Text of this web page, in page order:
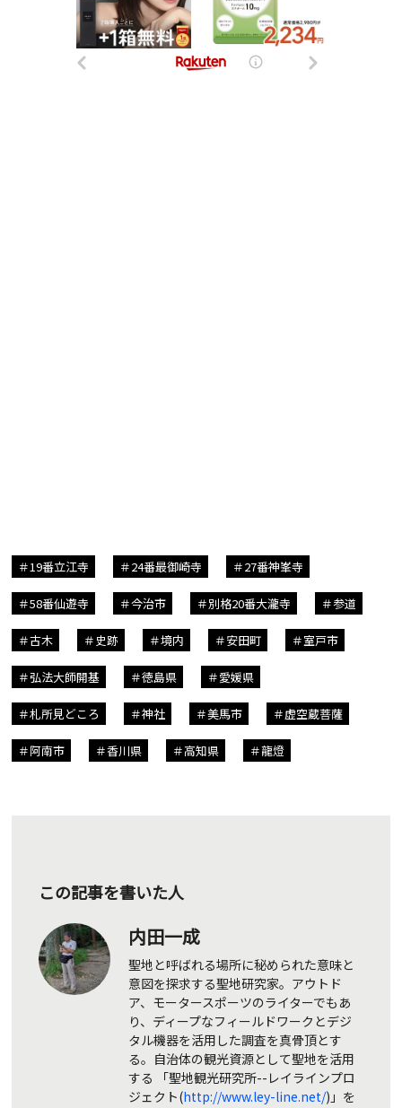
19番立江寺 24番最御崎寺 27番神峯寺
58番仙遊寺 今治市 別格20番大瀧寺 参道
古木 史跡 境内 安田町 室戸市
弘法大師開基 徳島県 愛媛県
札所見どころ 神社 美馬市 虚空蔵菩薩
阿南市 香川県 高知県 龍燈
この記事を書いた人
内田一成
聖地と呼ばれる場所に秘められた意味と
意図を探求する聖地研究家。アウトド
ア、モータースポーツのライターでもあ
り、ディープなフィールドワークとデジ
タル機器を活用した調査を真骨頂とす
る。自治体の観光資源として聖地を活用
する 「聖地観光研究所--レイラインプロ
ジェクト(http://www.ley-line.net/)」を